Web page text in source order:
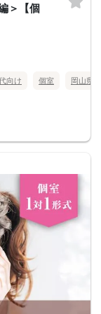
＞【個
向け 個室 岡山県